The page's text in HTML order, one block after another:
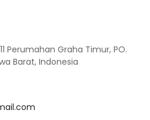
Perumahan Graha Timur, PO.
Barat, Indonesia